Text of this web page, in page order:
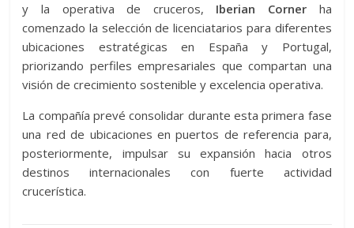
y la operativa de cruceros, Iberian Cornerha
comenzado la selección de licenciatarios para diferentes
ubicaciones estratégicas en España y Portugal,
priorizando perfiles empresariales que compartan una
visión de crecimiento sostenible y excelencia operativa.
La compañía prevé consolidar durante esta primera fase
una red de ubicaciones en puertos de referencia para,
posteriormente, impulsar su expansión hacia otros
destinos internacionales con fuerte actividad
crucerística.